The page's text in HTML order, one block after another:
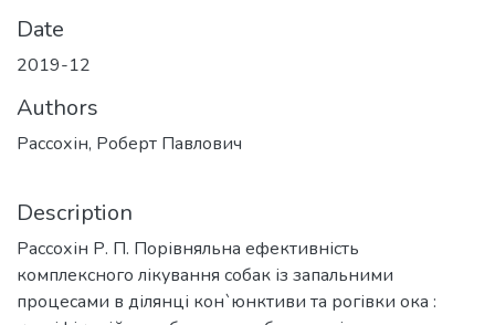
Date
2019-12
Authors
Рассохін, Роберт Павлович
Description
Рассохін Р. П. Порівняльна ефективність
комплексного лікування собак із запальними
процесами в ділянці кон`юнктиви та рогівки ока :